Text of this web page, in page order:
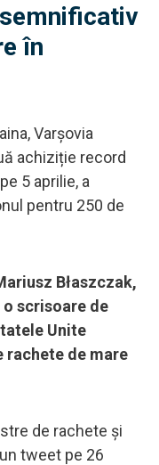
în
Varșovia
achiziție record
5 aprilie, a
pentru 250 de
Błaszczak,
o scrisoare de
Unite
rachete de mare
de rachete și
tweet pe 26